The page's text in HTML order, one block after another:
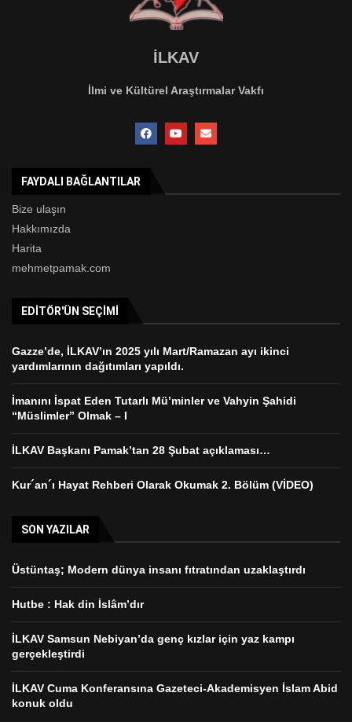
İLKAV
İlmi ve Kültürel Araştırmalar Vakfı
FAYDALI BAĞLANTILAR
Bize ulaşın
Hakkımızda
Harita
mehmetpamak.com
EDITÖR'ÜN SEÇIMI
Gazze’de, İLKAV’ın 2025 yılı Mart/Ramazan ayı ikinci
yardımlarının dağıtımları yapıldı.
İmanını İspat Eden Tutarlı Mü’minler ve Vahyin Şahidi
“Müslimler” Olmak – I
İLKAV Başkanı Pamak’tan 28 Şubat açıklaması…
Kur´an´ı Hayat Rehberi Olarak Okumak 2. Bölüm (VİDEO)
SON YAZILAR
Üstüntaş; Modern dünya insanı fıtratından uzaklaştırdı
Hutbe : Hak din İslâm’dır
İLKAV Samsun Nebiyan’da genç kızlar için yaz kampı
gerçekleştirdi
İLKAV Cuma Konferansına Gazeteci-Akademisyen İslam Abid
konuk oldu